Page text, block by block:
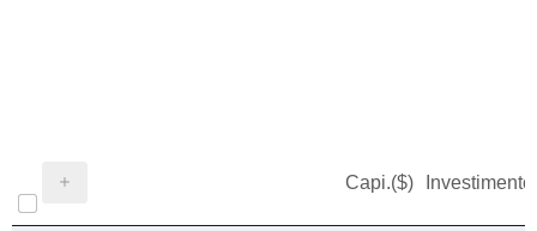
Capi.($) Investimento